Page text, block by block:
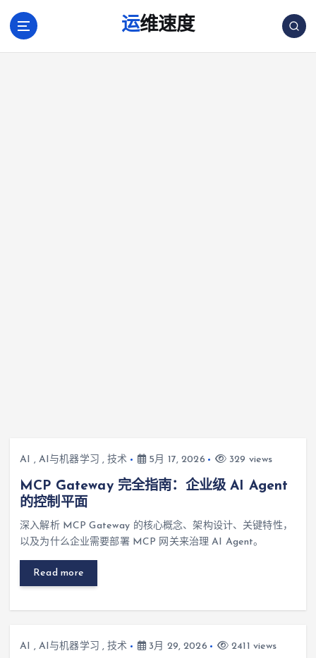
运维速度
AI , AI与机器学习 ,技术 5月 17, 2026 329 views
MCP Gateway 完全指南：企业级 AI Agent
的控制平面
深入解析 MCP Gateway 的核心概念、架构设计、关键特性，
以及为什么企业需要部署 MCP 网关来治理 AI Agent。
Read more
AI , AI与机器学习 ,技术 3月 29, 2026 2411 views